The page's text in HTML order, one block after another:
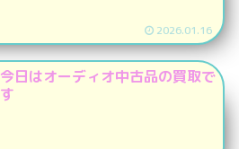
2026.01.16
今日はオーディオ中古品の買取で
す